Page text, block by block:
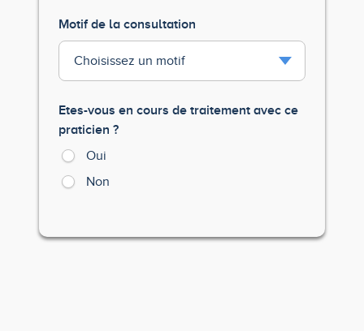
Motif de la consultation
Etes-vous en cours de traitement avec ce
praticien ?
Oui
Non